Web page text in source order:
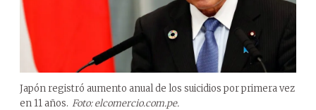
Japón registró aumento anual de los suicidios por primera vez
en 11 años. Foto: elcomercio.com.pe.